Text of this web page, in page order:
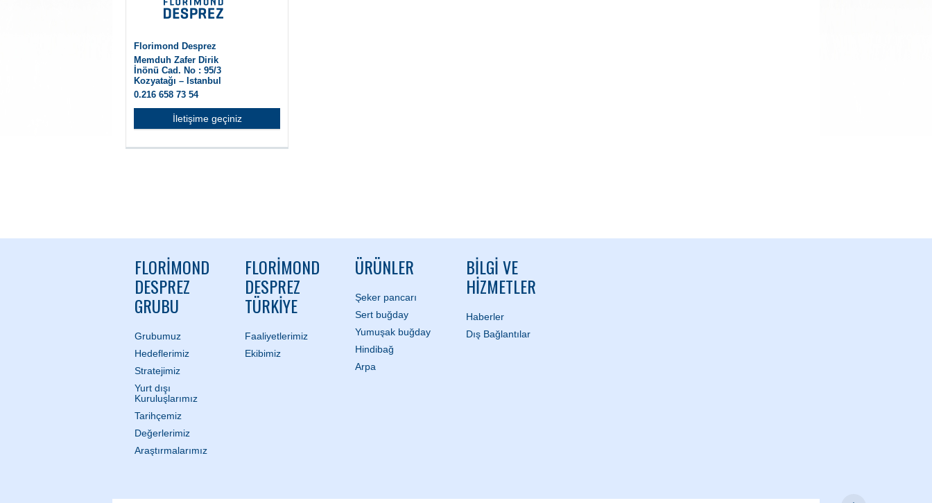
Florimond Desprez
Memduh Zafer Dirik
İnönü Cad. No : 95/3
Kozyatağı – Istanbul
0.216 658 73 54
İletişime geçiniz
FLORIMOND
DESPREZ
GRUBU
Grubumuz
Hedeflerimiz
Stratejimiz
Yurt dışı
Kuruluşlarımız
Tarihçemiz
Değerlerimiz
Araştırmalarımız
FLORIMOND
DESPREZ
TÜRKIYE
Faaliyetlerimiz
Ekibimiz
ÜRÜNLER
Şeker pancarı
Sert buğday
Yumuşak buğday
Hindibağ
Arpa
BILGI VE
HIZMETLER
Haberler
Dış Bağlantılar